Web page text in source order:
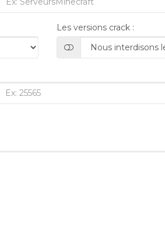
Les versions crack :